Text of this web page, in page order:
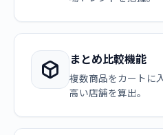
まとめ比較機能
複数商品をカートに
高い店舗を算出。